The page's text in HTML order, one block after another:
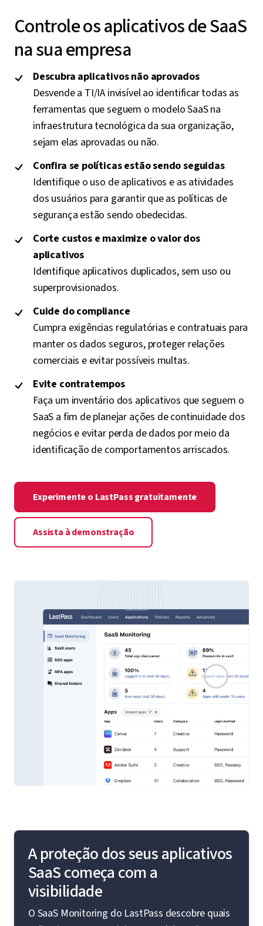
Controle os aplicativos de SaaS
na sua empresa
Descubra aplicativos não aprovados
Desvende a TI/IA invisível ao identificar todas as
ferramentas que seguem o modelo SaaS na
infraestrutura tecnológica da sua organização,
sejam elas aprovadas ou não.
Confira se políticas estão sendo seguidas
Identifique o uso de aplicativos e as atividades
dos usuários para garantir que as políticas de
segurança estão sendo obedecidas.
Corte custos e maximize o valor dos
aplicativos
Identifique aplicativos duplicados, sem uso ou
superprovisionados.
Cuide do compliance
Cumpra exigências regulatórias e contratuais para
manter os dados seguros, proteger relações
comerciais e evitar possíveis multas.
Evite contratempos
Faça um inventário dos aplicativos que seguem o
SaaS a fim de planejar ações de continuidade dos
negócios e evitar perda de dados por meio da
identificação de comportamentos arriscados.
Experimente o LastPass gratuitamente
Assista à demonstração
A proteção dos seus aplicativos
SaaS começa com a
visibilidade
O SaaS Monitoring do LastPass descobre quais